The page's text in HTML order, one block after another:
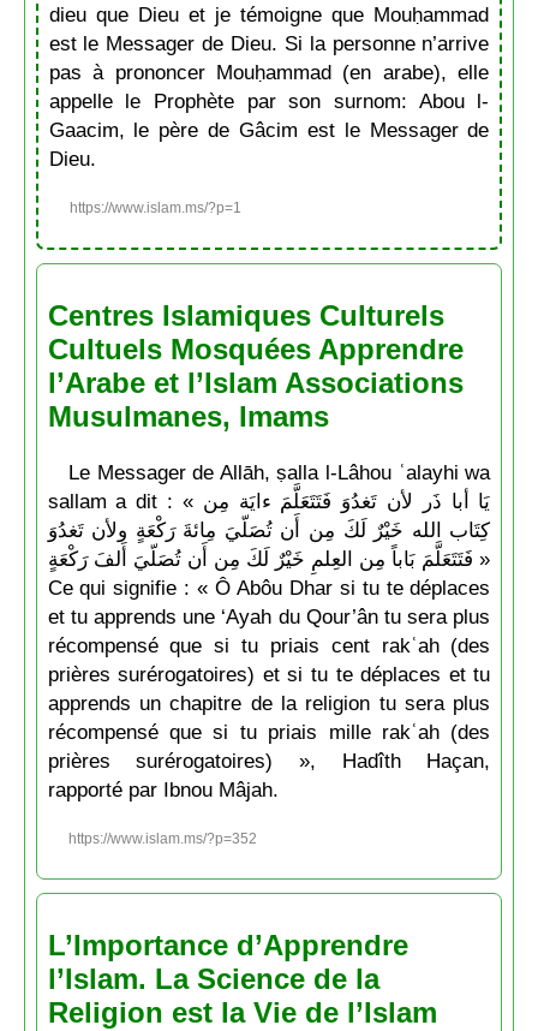
dieu que Dieu et je témoigne que Mouḥammad
est le Messager de Dieu. Si la personne n’arrive
pas à prononcer Mouḥammad (en arabe), elle
appelle le Prophète par son surnom: Abou l-
Gaacim, le père de Gâcim est le Messager de
Dieu.
https://www.islam.ms/?p=1
Centres Islamiques Culturels
Cultuels Mosquées Apprendre
l’Arabe et l’Islam Associations
Musulmanes, Imams
Le Messager de Allāh, ṣalla l-Lâhou ʿalayhi wa
sallam a dit : « يَا أبا ذَر لأن تَغدُوَ فَتَتَعَلَّمَ ءايَة مِن
كِتَاب الله خَيْرٌ لَكَ مِن أَن تُصَلّيَ مِائةَ رَكْعَةٍ ولأن تَغدُوَ
فَتَتَعَلَّمَ بَاباً مِن العِلمِ خَيْرٌ لَكَ مِن أَن تُصَلّيَ أَلفَ رَكْعَةٍ »
Ce qui signifie : « Ô Abôu Dhar si tu te déplaces
et tu apprends une ‘Ayah du Qour’ân tu sera plus
récompensé que si tu priais cent rakʿah (des
prières surérogatoires) et si tu te déplaces et tu
apprends un chapitre de la religion tu sera plus
récompensé que si tu priais mille rakʿah (des
prières surérogatoires) », Hadîth Haçan,
rapporté par Ibnou Mâjah.
https://www.islam.ms/?p=352
L’Importance d’Apprendre
l’Islam. La Science de la
Religion est la Vie de l’Islam